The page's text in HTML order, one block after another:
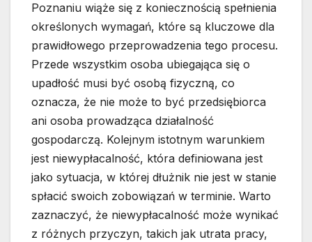
Poznaniu wiąże się z koniecznością spełnienia
określonych wymagań, które są kluczowe dla
prawidłowego przeprowadzenia tego procesu.
Przede wszystkim osoba ubiegająca się o
upadłość musi być osobą fizyczną, co
oznacza, że nie może to być przedsiębiorca
ani osoba prowadząca działalność
gospodarczą. Kolejnym istotnym warunkiem
jest niewypłacalność, która definiowana jest
jako sytuacja, w której dłużnik nie jest w stanie
spłacić swoich zobowiązań w terminie. Warto
zaznaczyć, że niewypłacalność może wynikać
z różnych przyczyn, takich jak utrata pracy,